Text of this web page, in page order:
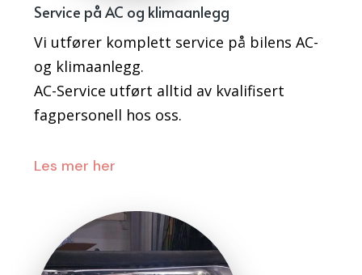
Service på AC og klimaanlegg
Vi utfører komplett service på bilens AC-
og klimaanlegg.
AC-Service utført alltid av kvalifisert
fagpersonell hos oss.
Les mer her